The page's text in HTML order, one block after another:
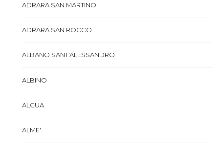
ADRARA SAN MARTINO
ADRARA SAN ROCCO
ALBANO SANT'ALESSANDRO
ALBINO
ALGUA
ALME'